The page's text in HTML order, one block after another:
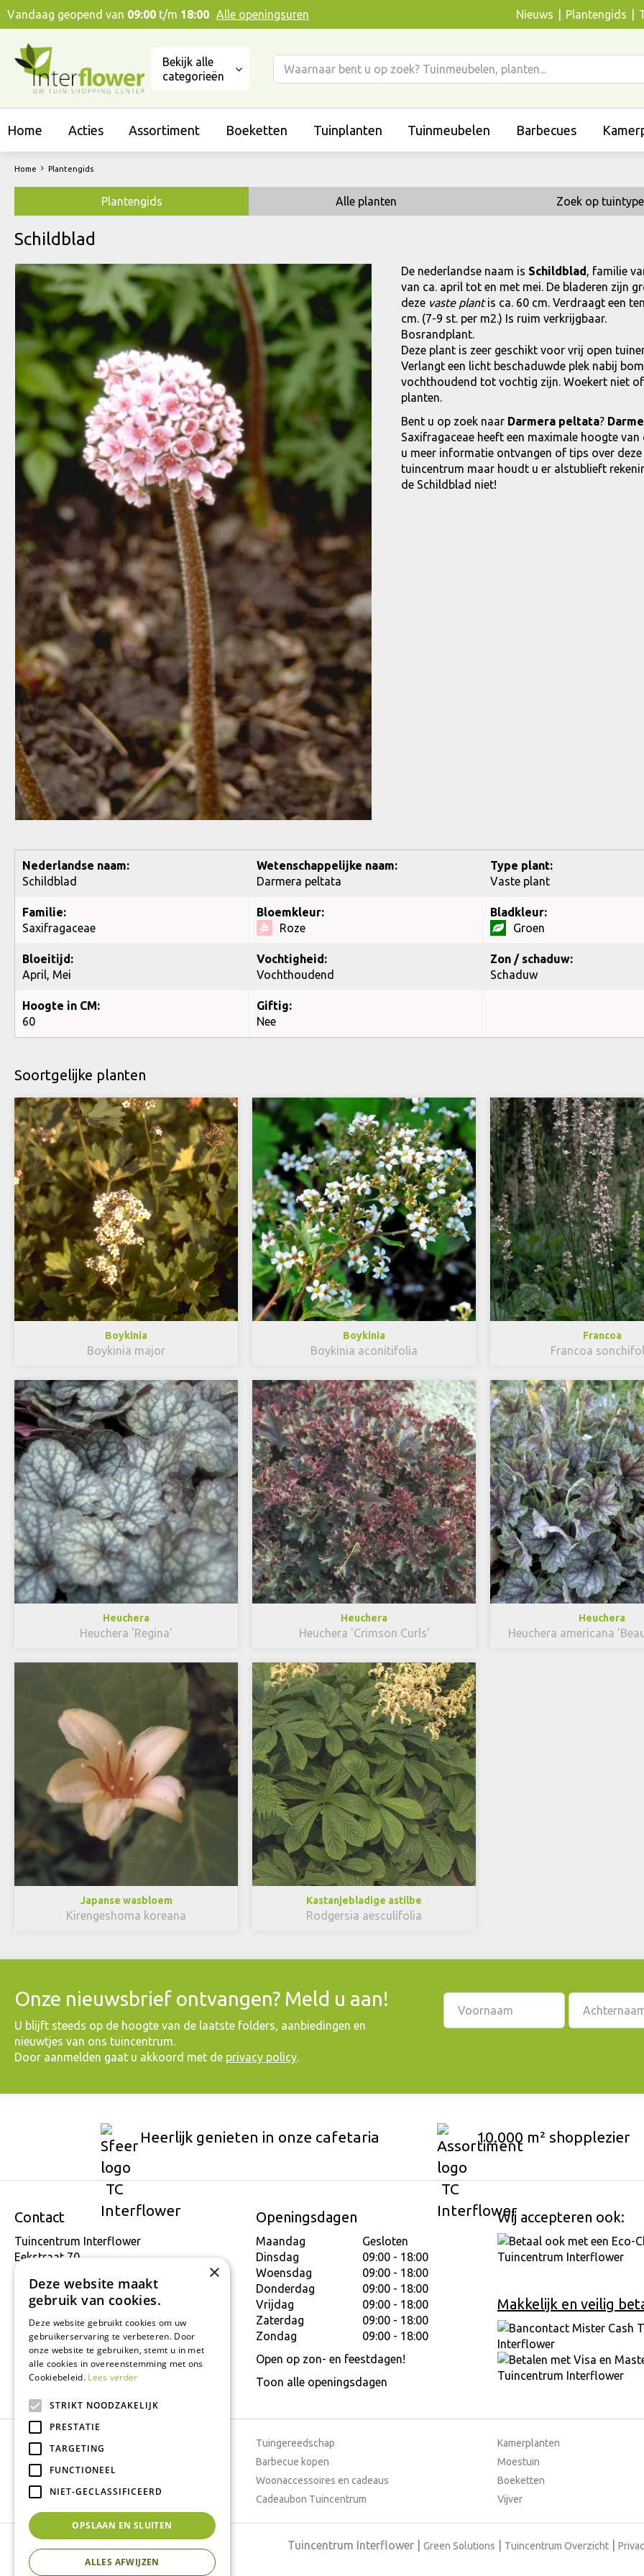
Ga
naar
Home Plantengids
Vandaag geopend van 09:00 t/m 18:00 Alle openingsuren Nieuws Plantengids
Bekijk alle
categorieën
Home Acties Assortiment Boeketten Tuinplanten Tuinmeubelen Barbecues
Plantengids Alle planten Zoek op tuintype
Schildblad
De nederlandse naam is Schildblad, familie
van ca. april tot en met mei. De bladeren zijn
deze vaste plantis ca. 60 cm. Verdraagt een
cm. (7-9 st. per m2.) Is ruim verkrijgbaar.
Bosrandplant.
Deze plant is zeer geschikt voor vrij open
Verlangt een licht beschaduwde plek nabij
vochthoudend tot vochtig zijn. Woekert niet
planten.
Bent u op zoek naar Darmera peltata?
Saxifragaceae heeft een maximale hoogte
u meer informatie ontvangen of tips over deze
tuincentrum maar houdt u er alstublieft
de Schildblad niet!
Nederlandse naam:
Schildblad
Wetenschappelijke naam:
Darmera peltata
Type plant:
Vaste plant
Familie:
Saxifragaceae
Bloemkleur:
Roze
Bladkleur:
Groen
Bloeitijd:
April, Mei
Vochtigheid:
Vochthoudend
Zon / schaduw:
Schaduw
Hoogte in CM:
60
Giftig:
Nee
Soortgelijke planten
Boykinia
Boykinia major
Boykinia
Boykinia aconitifolia
Francoa
Francoa
Heuchera
Heuchera 'Regina'
Heuchera
Heuchera 'Crimson Curls'
Heuchera
Heuchera americana
Japanse wasbloem
Kirengeshoma koreana
Kastanjebladige astilbe
Rodgersia aesculifolia
Onze nieuwsbrief ontvangen? Meld u aan!
​U blijft steeds op de hoogte van de laatste folders, aanbiedingen en
nieuwtjes van ons tuincentrum.
Door aanmelden gaat u akkoord met de privacy policy.
Heerlijk genieten in onze cafetaria 10.000 m² shopplezier
Contact
Tuincentrum Interflower
Eekstraat 70
+32 934 806 03
info@interflower.be
Openingsdagen
Maandag
Gesloten
Dinsdag
09:00 - 18:00
Woensdag
09:00 - 18:00
Donderdag
09:00 - 18:00
Vrijdag
09:00 - 18:00
Zaterdag
09:00 - 18:00
Zondag
09:00 - 18:00
Open op zon- en feestdagen!
Toon alle openingsdagen
Wij accepteren ook:
Makkelijk en veilig
Tuincentrum
Dierenwinkel
Tuinplanten
Cafetaria
Tuingereedschap
Barbecue kopen
Woonaccessoires en cadeaus
Cadeaubon Tuincentrum
Kamerplanten
Moestuin
Boeketten
Vijver
Tuincentrum Interflower Green Solutions Tuincentrum Overzicht
×
Deze website maakt
gebruik van cookies.
Deze website gebruikt cookies om uw
gebruikerservaring te verbeteren. Door
onze website te gebruiken, stemt u in met
alle cookies in overeenstemming met ons
Cookiebeleid. Lees verder
STRIKT NOODZAKELIJK
PRESTATIE
TARGETING
FUNCTIONEEL
NIET-GECLASSIFICEERD
OPSLAAN EN SLUITEN
ALLES AFWIJZEN